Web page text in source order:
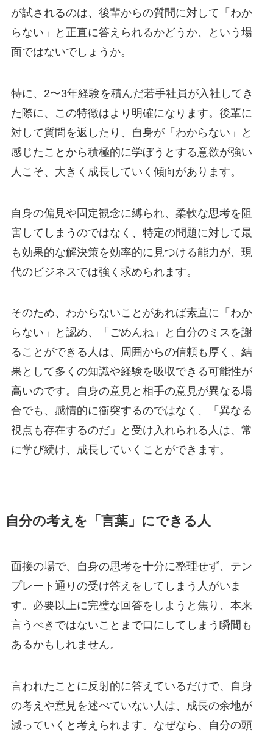
が試されるのは、後輩からの質問に対して「わか
らない」と正直に答えられるかどうか、という場
面ではないでしょうか。
特に、2〜3年経験を積んだ若手社員が入社してき
た際に、この特徴はより明確になります。後輩に
対して質問を返したり、自身が「わからない」と
感じたことから積極的に学ぼうとする意欲が強い
人こそ、大きく成長していく傾向があります。
自身の偏見や固定観念に縛られ、柔軟な思考を阻
害してしまうのではなく、特定の問題に対して最
も効果的な解決策を効率的に見つける能力が、現
代のビジネスでは強く求められます。
そのため、わからないことがあれば素直に「わか
らない」と認め、「ごめんね」と自分のミスを謝
ることができる人は、周囲からの信頼も厚く、結
果として多くの知識や経験を吸収できる可能性が
高いのです。自身の意見と相手の意見が異なる場
合でも、感情的に衝突するのではなく、「異なる
視点も存在するのだ」と受け入れられる人は、常
に学び続け、成長していくことができます。
自分の考えを「言葉」にできる人
面接の場で、自身の思考を十分に整理せず、テン
プレート通りの受け答えをしてしまう人がいま
す。必要以上に完璧な回答をしようと焦り、本来
言うべきではないことまで口にしてしまう瞬間も
あるかもしれません。
言われたことに反射的に答えているだけで、自身
の考えや意見を述べていない人は、成長の余地が
減っていくと考えられます。なぜなら、自分の頭